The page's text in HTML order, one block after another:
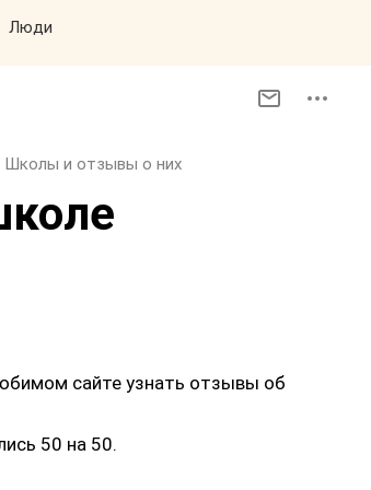
Люди
Школы и отзывы о них
сайте узнать отзывы об
50 на 50.